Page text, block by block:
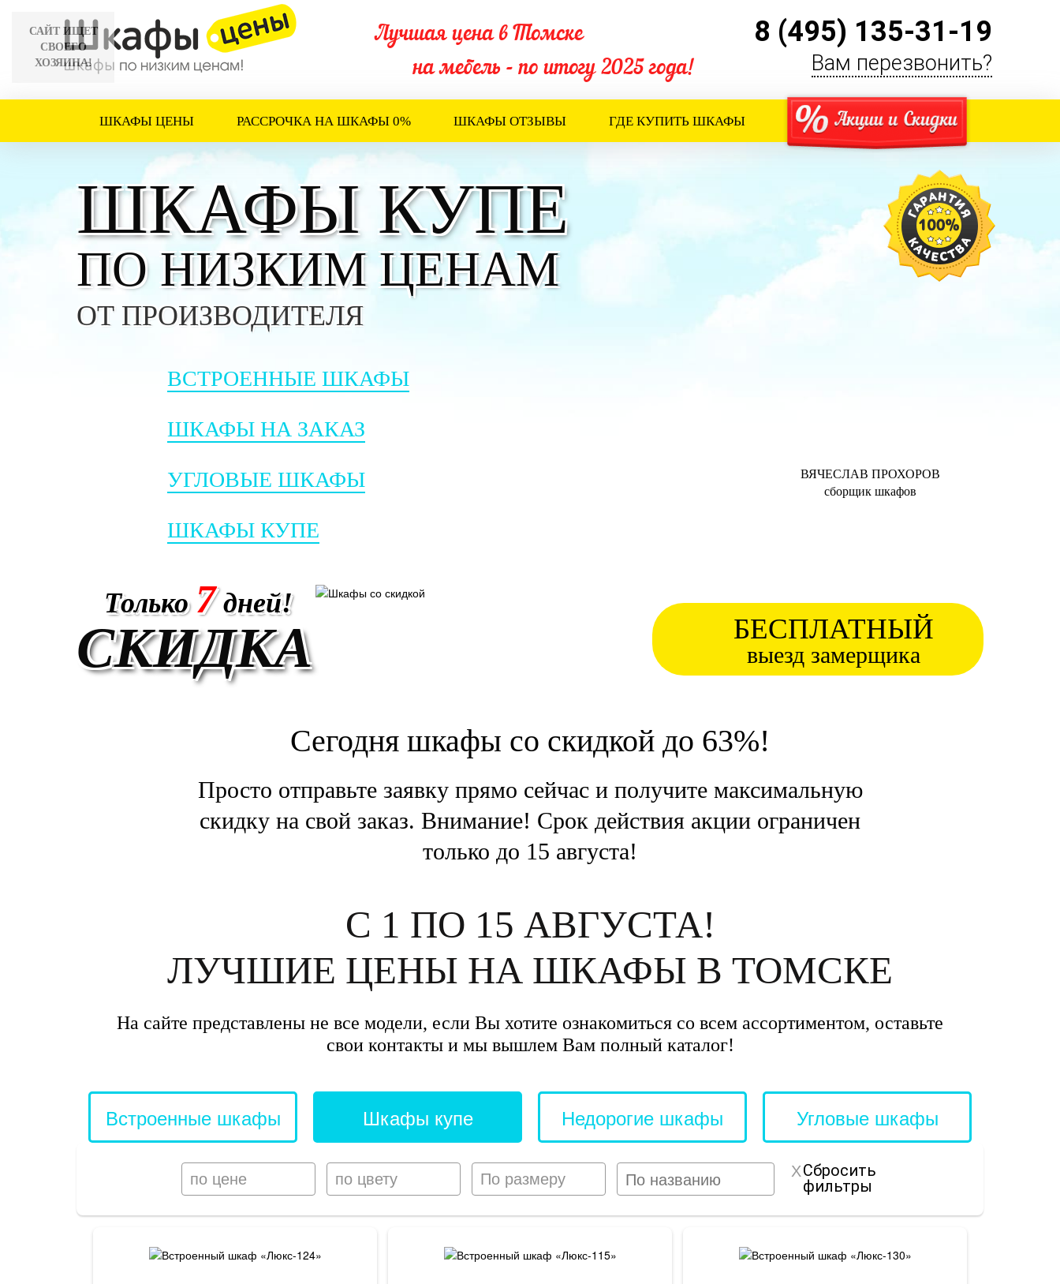
Лучшая цена в Томске
на мебель - по итогу 2025 года!
8 (495) 135-31-19
Вам перезвонить?
ШКАФЫ ЦЕНЫ РАССРОЧКА НА ШКАФЫ 0% ШКАФЫ ОТЗЫВЫ ГДЕ КУПИТЬ ШКАФЫ
ШКАФЫ КУПЕ
ПО НИЗКИМ ЦЕНАМ
ОТ ПРОИЗВОДИТЕЛЯ
ВСТРОЕННЫЕ ШКАФЫ
ШКАФЫ НА ЗАКАЗ
УГЛОВЫЕ ШКАФЫ
ШКАФЫ КУПЕ
Только 7дней!
СКИДКА БЕСПЛАТНЫЙ
выезд замерщика
ВЯЧЕСЛАВ ПРОХОРОВ
сборщик шкафов
Сегодня шкафы со скидкой до 63%!
Просто отправьте заявку прямо сейчас и получите максимальную
скидку на свой заказ. Внимание! Срок действия акции ограничен
только до 15 августа!
С 1 ПО 15 АВГУСТА!
ЛУЧШИЕ ЦЕНЫ НА ШКАФЫ В ТОМСКЕ
На сайте представлены не все модели, если Вы хотите ознакомиться со всем ассортиментом, оставьте
свои контакты и мы вышлем Вам полный каталог!
Встроенные шкафы Шкафы купе Недорогие шкафы Угловые шкафы
по цене по цвету По размеру
Сбросить
фильтры
САЙТ ИЩЕТ
СВОЕГО
ХОЗЯИНА!